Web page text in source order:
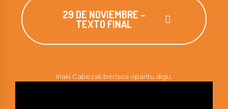
29 DE NOVIEMBRE –
TEXTO FINAL
Iñaki Cabezak bertsoa oparitu digu.